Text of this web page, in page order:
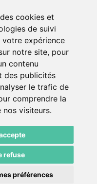
cookies et
de suivi
expérience
notre site, pour
contenu
des publicités
le trafic de
comprendre la
nos visiteurs.
refuse
préférences